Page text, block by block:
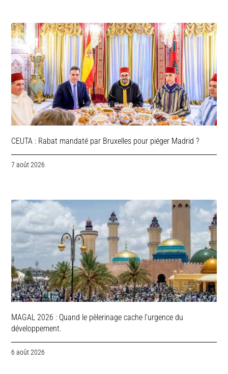
CEUTA : Rabat mandaté par Bruxelles pour piéger Madrid ?
7 août 2026
MAGAL 2026 : Quand le pèlerinage cache l’urgence du
développement.
6 août 2026